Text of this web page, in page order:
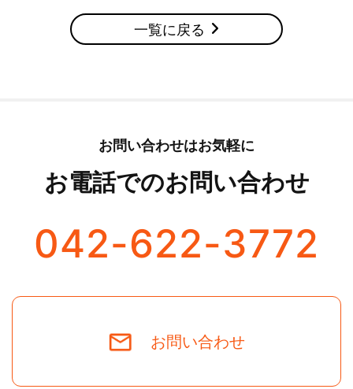
一覧に戻る
お問い合わせはお気軽に
お電話でのお問い合わせ
042-622-3772
お問い合わせ